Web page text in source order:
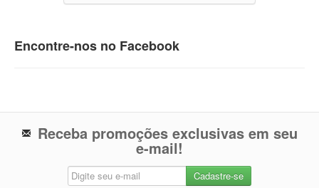
Encontre-nos no Facebook
Receba promoções exclusivas em seu
e-mail!